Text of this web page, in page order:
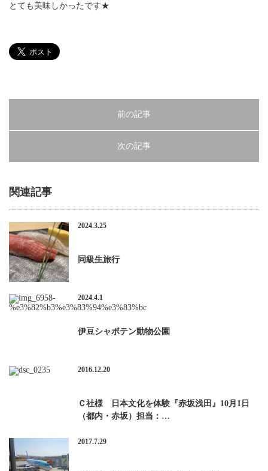
とても美味しかったです★
前の記事
次の記事
関連記事
2024.3.25
同級生旅行
2024.4.1
伊豆シャボテン動物公園
2016.12.20
Ｃ社様 日本文化を体験『赤坂浅田』10月1日
（都内・赤坂）担当：…
2017.7.29